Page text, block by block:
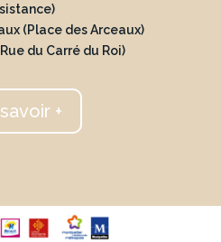
(Place des Arceaux)
du Carré du Roi)
+